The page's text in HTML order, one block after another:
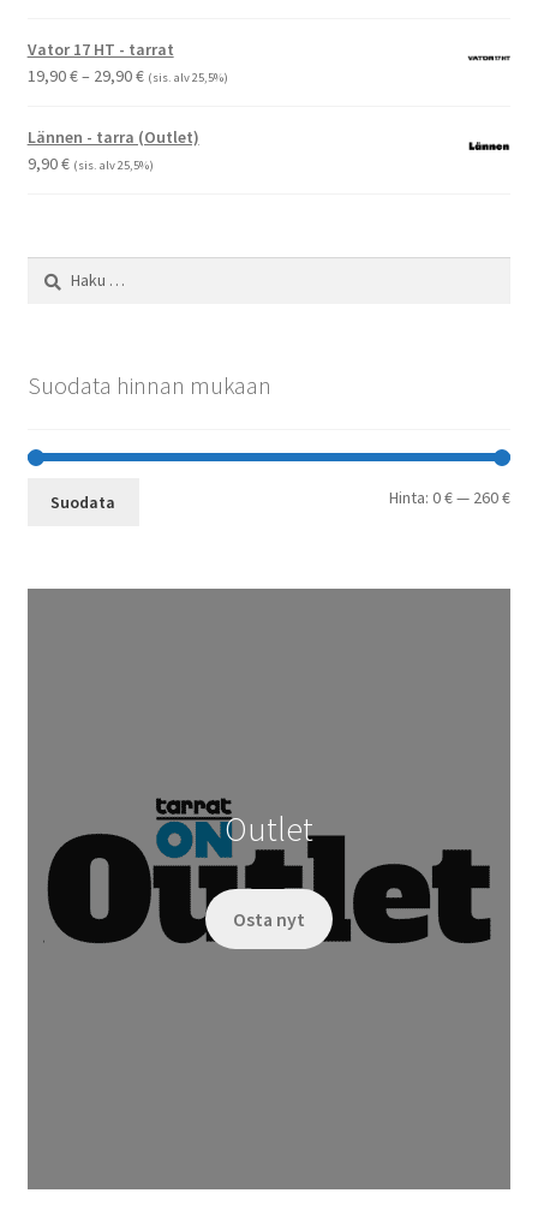
Vator 17 HT - tarrat
19,90€– 29,90€Hintaluokka:
-
29,90 €
(sis. alv 25,5%)
Lännen - tarra (Outlet)
9,90€ (sis. alv 25,5%)
Haku:
Suodata hinnan mukaan
Suodata Hinta:0 €— 260 €
Outlet
Osta nyt